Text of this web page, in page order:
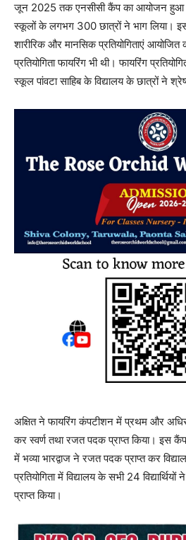
जून 2025 तक एनसीसी कैंप का आयोजन हुआ।
स्कूलों के लगभग 300 छात्रों ने भाग लिया।
शारीरिक और मानसिक प्रतियोगिताएं
प्रतियोगिता फायरिंग भी थी। फायरिंग
स्कूल पांवटा साहिब के विद्यालय के छात्रों ने
अक्षित ने फायरिंग कंपटीशन में प्रथम और
कर स्वर्ण तथा रजत पदक प्राप्त किया। इस कैंप
में भव्या भारद्वाज ने रजत पदक प्राप्त कर
प्रतियोगिता में विद्यालय के सभी 24
प्राप्त किया।